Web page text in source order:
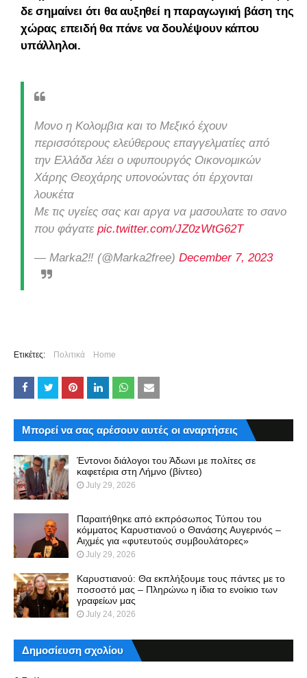
δε σημαίνει ότι θα αυξηθεί η παραγωγική βάση της
χώρας επειδή θα πάνε να δουλέψουν κάπου
υπάλληλοι.
Μονο η Κολομβια και το Μεξικό έχουν
περισσότερους ελεύθερους επαγγελματίες από
την Ελλάδα λέει ο υφυπουργός Οικονομικών
Χάρης Θεοχάρης υπονοώντας ότι έρχονται
λουκέτα
Με τις υγείες σας και αργα να μασουλατε το σανο
που φάγατε pic.twitter.com/JZ0zWtG62T
— Marka2‼️ (@Marka2free) December 7, 2023
Ετικέτες: Πολιτικά Home
Μπορεί να σας αρέσουν αυτές οι αναρτήσεις
Έντονοι διάλογοι του Άδωνι με πολίτες σε
καφετέρια στη Λήμνο (βίντεο)
July 29, 2026
Παραιτήθηκε από εκπρόσωπος Τύπου του
κόμματος Καρυστιανού ο Θανάσης Αυγερινός –
Αιχμές για «φυτευτούς συμβουλάτορες»
July 29, 2026
Καρυστιανού: Θα εκπλήξουμε τους πάντες με το
ποσοστό μας – Πληρώνω η ίδια το ενοίκιο των
γραφείων μας
July 24, 2026
Δημοσίευση σχολίου